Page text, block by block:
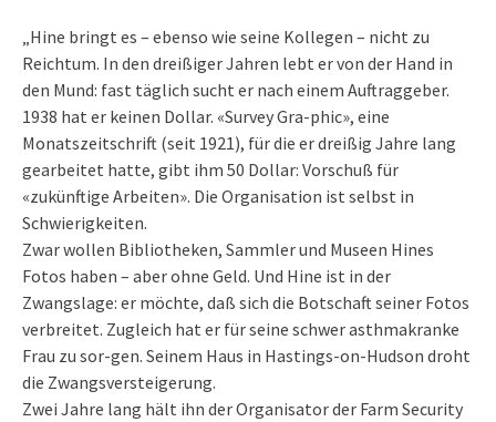
„Hine bringt es – ebenso wie seine Kollegen – nicht zu
Reichtum. In den dreißiger Jahren lebt er von der Hand in
den Mund: fast täglich sucht er nach einem Auftraggeber.
1938 hat er keinen Dollar. «Survey Gra-phic», eine
Monatszeitschrift (seit 1921), für die er dreißig Jahre lang
gearbeitet hatte, gibt ihm 50 Dollar: Vorschuß für
«zukünftige Arbeiten». Die Organisation ist selbst in
Schwierigkeiten.
Zwar wollen Bibliotheken, Sammler und Museen Hines
Fotos haben – aber ohne Geld. Und Hine ist in der
Zwangslage: er möchte, daß sich die Botschaft seiner Fotos
verbreitet. Zugleich hat er für seine schwer asthmakranke
Frau zu sor-gen. Seinem Haus in Hastings-on-Hudson droht
die Zwangsversteigerung.
Zwei Jahre lang hält ihn der Organisator der Farm Security